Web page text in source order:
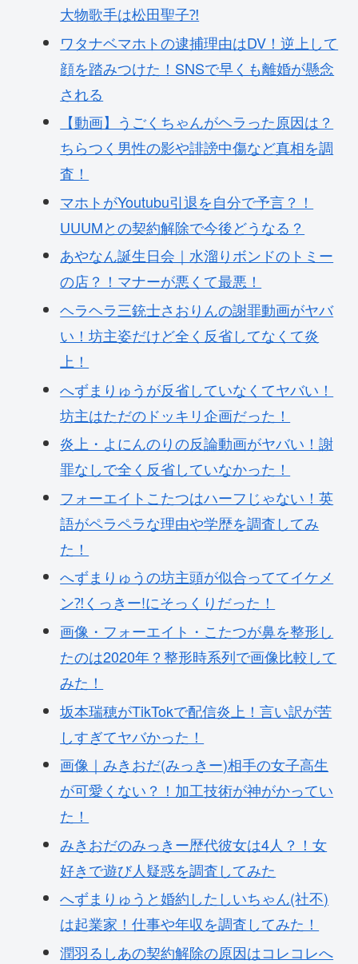
大物歌手は松田聖子⁈
ワタナベマホトの逮捕理由はDV！逆上して
顔を踏みつけた！SNSで早くも離婚が懸念
される
【動画】うごくちゃんがヘラった原因は？
ちらつく男性の影や誹謗中傷など真相を調
査！
マホトがYoutubu引退を自分で予言？！
UUUMとの契約解除で今後どうなる？
あやなん誕生日会｜水溜りボンドのトミー
の店？！マナーが悪くて最悪！
ヘラヘラ三銃士さおりんの謝罪動画がヤバ
い！坊主姿だけど全く反省してなくて炎
上！
へずまりゅうが反省していなくてヤバい！
坊主はただのドッキリ企画だった！
炎上・よにんのりの反論動画がヤバい！謝
罪なしで全く反省していなかった！
フォーエイトこたつはハーフじゃない！英
語がペラペラな理由や学歴を調査してみ
た！
へずまりゅうの坊主頭が似合っててイケメ
ン⁈くっきー!にそっくりだった！
画像・フォーエイト・こたつが鼻を整形し
たのは2020年？整形時系列で画像比較して
みた！
坂本瑞穂がTikTokで配信炎上！言い訳が苦
しすぎてヤバかった！
画像｜みきおだ(みっきー)相手の女子高生
が可愛くない？！加工技術が神がかってい
た！
みきおだのみっきー歴代彼女は4人？！女
好きで遊び人疑惑を調査してみた
へずまりゅうと婚約したしいちゃん(社不)
は起業家！仕事や年収を調査してみた！
潤羽るしあの契約解除の原因はコレコレへ